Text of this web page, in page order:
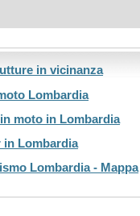
in vicinanza
Lombardia
moto in Lombardia
in Lombardia
Lombardia - Mappa